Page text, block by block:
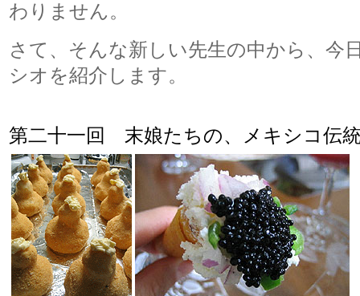
わりません。
さて、そんな新しい先生の中から、今
シオを紹介します。
第二十一回 末娘たちの、メキシコ伝